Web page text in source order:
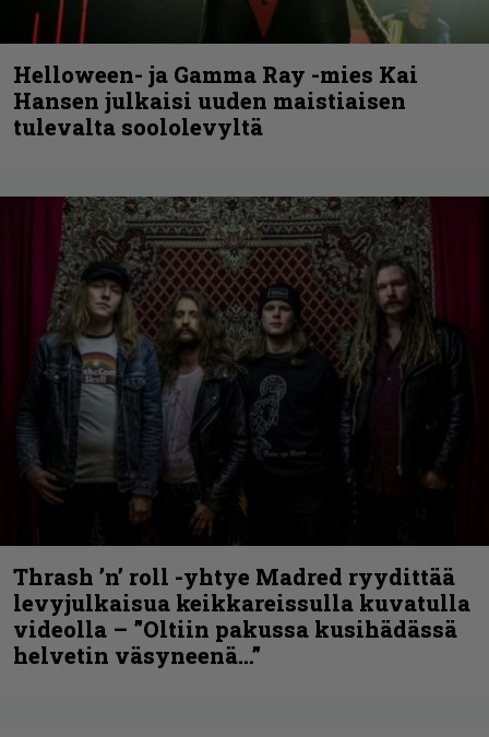
Helloween- ja Gamma Ray -mies Kai
Hansen julkaisi uuden maistiaisen
tulevalta soololevyltä
Thrash ’n’ roll -yhtye Madred ryydittää
levyjulkaisua keikkareissulla kuvatulla
videolla – ”Oltiin pakussa kusihädässä
helvetin väsyneenä…”